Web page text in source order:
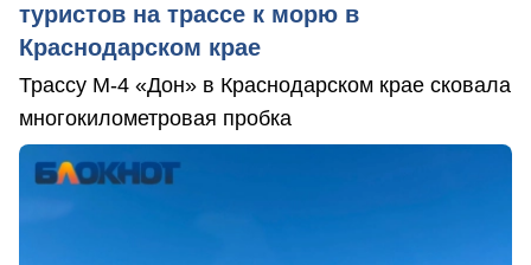
туристов на трассе к морю в
Краснодарском крае
Трассу М-4 «Дон» в Краснодарском крае сковала
многокилометровая пробка